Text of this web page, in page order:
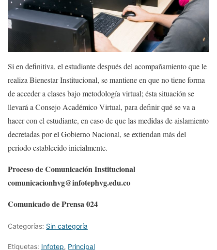
Si en definitiva, el estudiante después del acompañamiento que le
realiza Bienestar Institucional, se mantiene en que no tiene forma
de acceder a clases bajo metodología virtual; ésta situación se
llevará a Consejo Académico Virtual, para definir qué se va a
hacer con el estudiante, en caso de que las medidas de aislamiento
decretadas por el Gobierno Nacional, se extiendan más del
periodo establecido inicialmente.
Proceso de Comunicación Institucional
comunicacionhvg@infotephvg.edu.co
Comunicado de Prensa 024
Categorías: Sin categoría
Etiquetas: Infotep, Principal